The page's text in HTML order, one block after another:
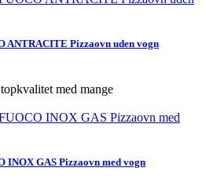
ANTRACITE Pizzaovn uden vogn
med mange
INOX GAS Pizzaovn med vogn